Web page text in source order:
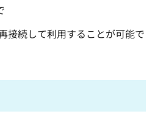
接続して利用することが可能で